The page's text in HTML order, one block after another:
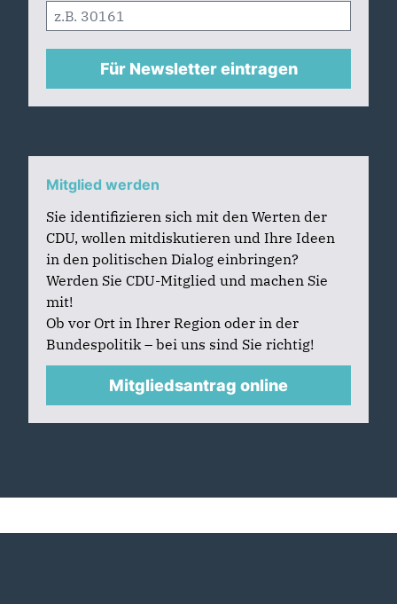
Für Newsletter eintragen
Mitglied werden
Sie identifizieren sich mit den Werten der
CDU, wollen mitdiskutieren und Ihre Ideen
in den politischen Dialog einbringen?
Werden Sie CDU-Mitglied und machen Sie
mit!
Ob vor Ort in Ihrer Region oder in der
Bundespolitik – bei uns sind Sie richtig!
Mitgliedsantrag online